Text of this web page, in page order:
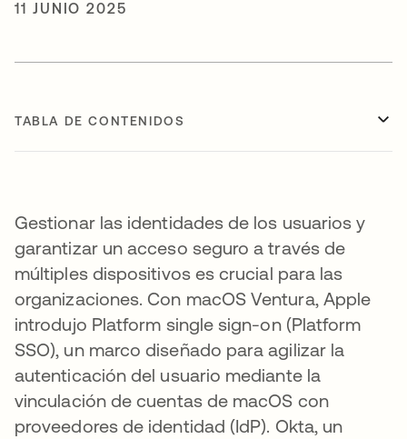
11 JUNIO 2025
TABLA DE CONTENIDOS
Gestionar las identidades de los usuarios y
garantizar un acceso seguro a través de
múltiples dispositivos es crucial para las
organizaciones. Con macOS Ventura, Apple
introdujo Platform single sign-on (Platform
SSO), un marco diseñado para agilizar la
autenticación del usuario mediante la
vinculación de cuentas de macOS con
proveedores de identidad (IdP). Okta, un